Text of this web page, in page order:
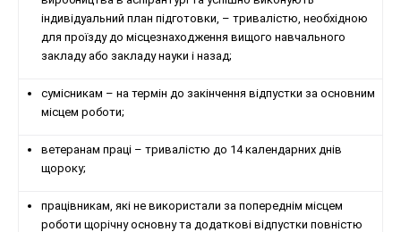
індивідуальний план підготовки, – тривалістю, необхідною
для проїзду до місцезнаходження вищого навчального
закладу або закладу науки і назад;
сумісникам – на термін до закінчення відпустки за основним
місцем роботи;
ветеранам праці – тривалістю до 14 календарних днів
щороку;
працівникам, які не використали за попереднім місцем
роботи щорічну основну та додаткові відпустки повністю